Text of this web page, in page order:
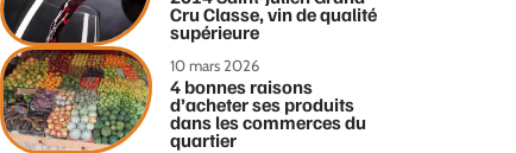
Cru Classe, vin de qualité
supérieure
10 mars 2026
4 bonnes raisons
d’acheter ses produits
dans les commerces du
quartier